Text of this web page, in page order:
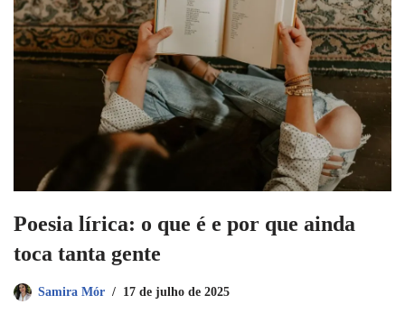
Poesia lírica: o que é e por que ainda
toca tanta gente
Samira Mór 17 de julho de 2025